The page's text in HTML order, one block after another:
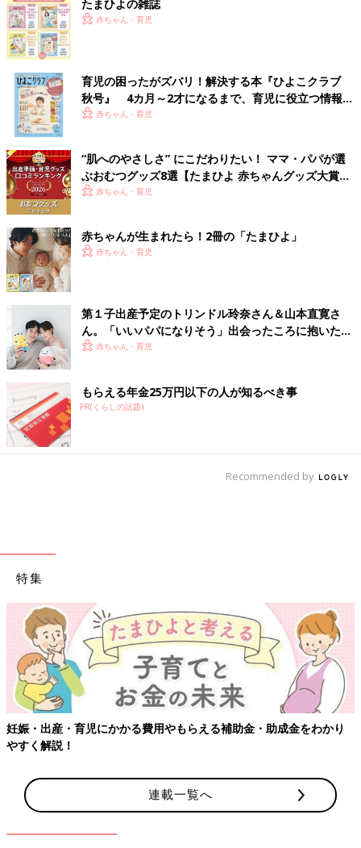
たまひよの雑誌
赤ちゃん・育児
育児の困ったがズバリ！解決する本『ひよこクラブ
秋号』 4カ月～2才になるまで、育児に役立つ情報が
いっぱい！
赤ちゃん・育児
“肌へのやさしさ” にこだわりたい！ ママ・パパが選
ぶおむつグッズ8選【たまひよ 赤ちゃんグッズ大賞
2026】
赤ちゃん・育児
赤ちゃんが生まれたら！2冊の「たまひよ」
赤ちゃん・育児
第１子出産予定のトリンドル玲奈さん＆山本直寛さ
ん。「いいパパになりそう」出会ったころに抱いた印
象がもうすぐ現実に!?（たまひよ独占インタビュー前
赤ちゃん・育児
もらえる年金25万円以下の人が知るべき事
PR(くらしの話題)
Recommended by
特集
妊娠・出産・育児にかかる費用やもらえる補助金・助成金をわかり
やすく解説！
連載一覧へ